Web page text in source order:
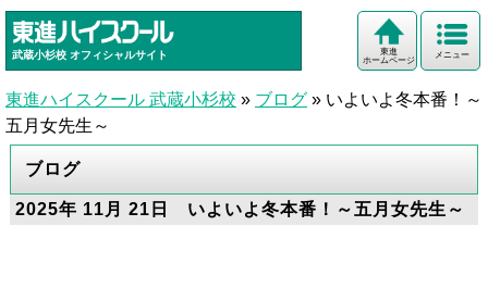
武蔵小杉校 オフィシャルサイト メニュー
東進
ホームページ
東進ハイスクール 武蔵小杉校 » ブログ » いよいよ冬本番！～
五月女先生～
ブログ
2025年 11月 21日 いよいよ冬本番！～五月女先生～